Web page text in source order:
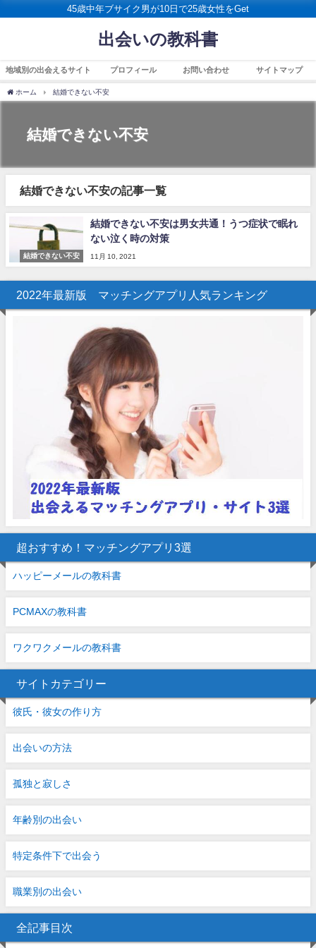
45歳中年ブサイク男が10日で25歳女性をGet
出会いの教科書
地域別の出会えるサイト プロフィール お問い合わせ サイトマップ
ホーム 結婚できない不安
結婚できない不安
結婚できない不安の記事一覧
結婚できない不安
結婚できない不安は男女共通！うつ症状で眠れ
ない泣く時の対策
11月 10, 2021
2022年最新版 マッチングアプリ人気ランキング
超おすすめ！マッチングアプリ3選
ハッピーメールの教科書
PCMAXの教科書
ワクワクメールの教科書
サイトカテゴリー
彼氏・彼女の作り方
出会いの方法
孤独と寂しさ
年齢別の出会い
特定条件下で出会う
職業別の出会い
全記事目次